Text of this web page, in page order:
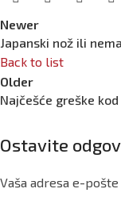
Newer
Japanski nož ili
Back to list
Older
Najčešće greške
Ostavite
Vaša adresa e-